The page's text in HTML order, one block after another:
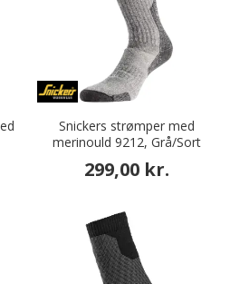
Snickers strømper med
merinould 9212, Grå/Sort
299,00 kr.